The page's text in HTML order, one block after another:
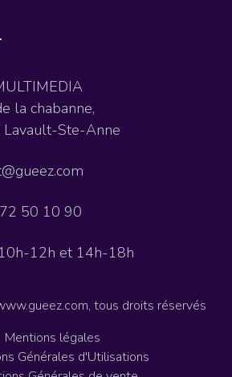
la chabanne,
Ste-Anne
50 10 90
12h et 14h-18h
tous droits réservés
Mentions légales
Générales d'Utilisations